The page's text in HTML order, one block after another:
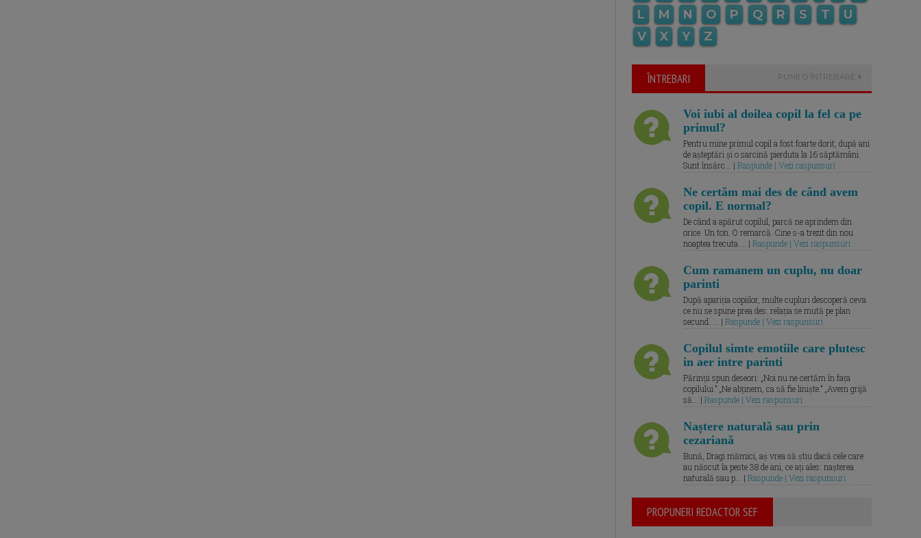
L
M N O P Q R S T
U
V
X Y Z
ÎNTREBARI PUNE O ÎNTREBARE
Voi iubi al doilea copil la fel ca pe
primul?
Pentru mine primul copil a fost foarte dorit, după ani
de așteptări și o sarcină pierduta la 16 săptămâni.
Sunt însărc... | Raspunde | Vezi raspunsuri
Ne certăm mai des de când avem
copil. E normal?
De când a apărut copilul, parcă ne aprindem din
orice. Un ton. O remarcă. Cine s-a trezit din nou
noaptea trecuta.... | Raspunde | Vezi raspunsuri
Cum ramanem un cuplu, nu doar
parinti
După apariția copiilor, multe cupluri descoperă ceva
ce nu se spune prea des: relația se mută pe plan
secund. ... | Raspunde | Vezi raspunsuri
Copilul simte emotiile care plutesc
in aer intre parinti
Părinții spun deseori: „Noi nu ne certăm în fața
copilului.” „Ne abținem, ca să fie liniște.” „Avem grijă
să... | Raspunde | Vezi raspunsuri
Naștere naturală sau prin
cezariană
Bună, Dragi mămici, aș vrea să știu dacă cele care
au născut la peste 38 de ani, ce ați ales: nașterea
naturală sau p... | Raspunde | Vezi raspunsuri
PROPUNERI REDACTOR SEF